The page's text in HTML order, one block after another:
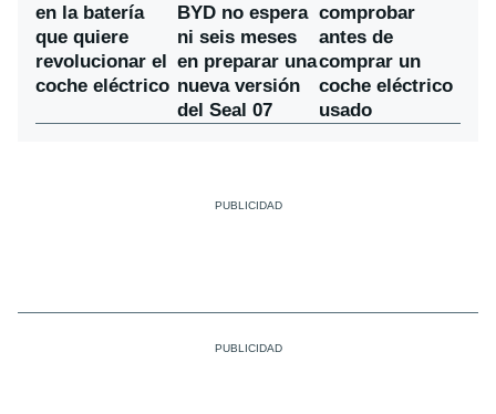
en la batería
que quiere
revolucionar el
coche eléctrico
BYD no espera
ni seis meses
en preparar una
nueva versión
del Seal 07
comprobar
antes de
comprar un
coche eléctrico
usado